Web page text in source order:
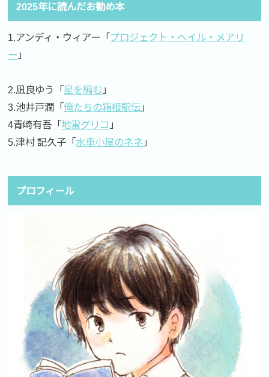
2025年に読んだお勧め本
1.アンディ・ウィアー「プロジェクト・ヘイル・メアリ
ー 」
2.凪良ゆう「星を編む 」
3.池井戸潤「俺たちの箱根駅伝 」
4青崎有吾「地雷グリコ 」
5.津村 記久子「水車小屋のネネ 」
プロフィール